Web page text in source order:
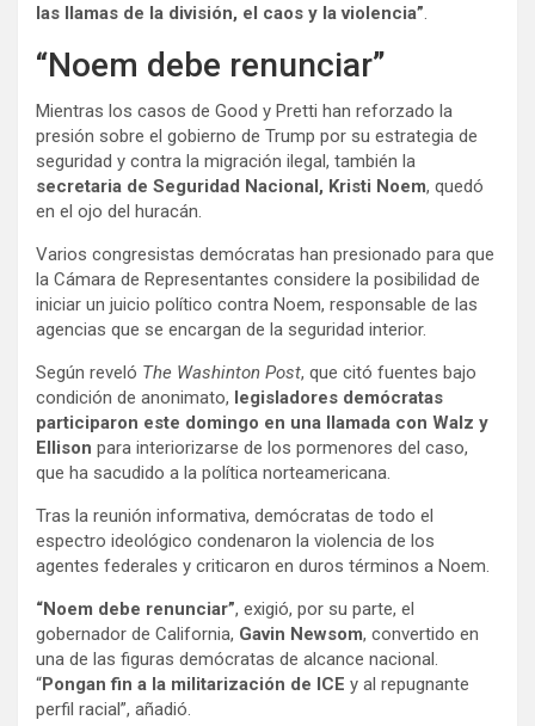
las llamas de la división, el caos y la violencia”
“Noem debe renunciar”
Mientras los casos de Good y Pretti han reforzado la
presión sobre el gobierno de Trump por su estrategia de
seguridad y contra la migración ilegal, también la
secretaria de Seguridad Nacional, Kristi Noem, quedó
en el ojo del huracán.
Varios congresistas demócratas han presionado para que
la Cámara de Representantes considere la posibilidad de
iniciar un juicio político contra Noem, responsable de las
agencias que se encargan de la seguridad interior.
Según reveló The Washinton Post, que citó fuentes bajo
condición de anonimato, legisladores demócratas
participaron este domingo en una llamada con Walz y
Ellison para interiorizarse de los pormenores del caso,
que ha sacudido a la política norteamericana.
Tras la reunión informativa, demócratas de todo el
espectro ideológico condenaron la violencia de los
agentes federales y criticaron en duros términos a Noem.
“Noem debe renunciar”, exigió, por su parte, el
gobernador de California, Gavin Newsom, convertido en
una de las figuras demócratas de alcance nacional.
“Pongan fin a la militarización de ICE y al repugnante
perfil racial”, añadió.